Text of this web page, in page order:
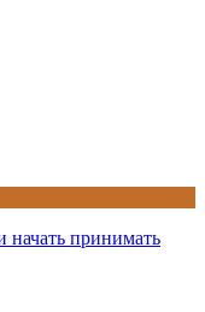
начать принимать